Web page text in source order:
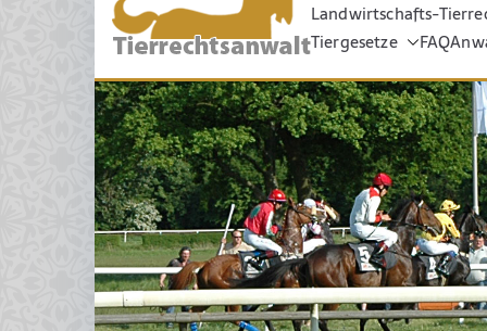
Pferderecht,
Grosstierrecht,
Schadensrecht,
Landwirtschafts-
Tiergesetze
FAQ